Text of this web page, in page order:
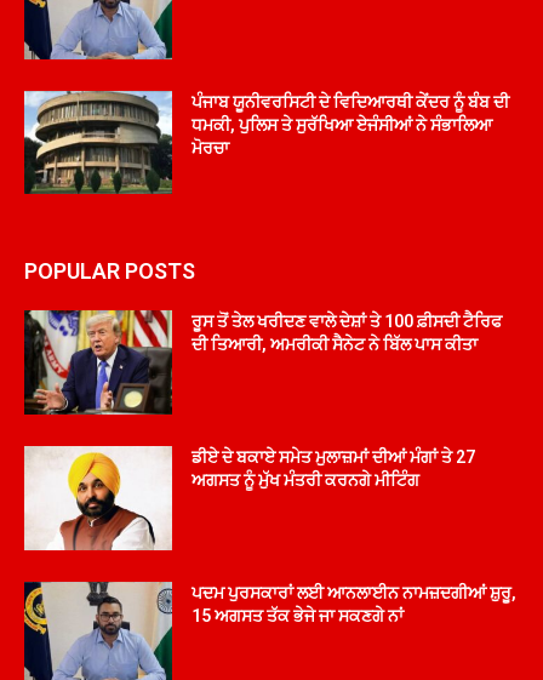
ਪੰਜਾਬ ਯੂਨੀਵਰਸਿਟੀ ਦੇ ਵਿਦਿਆਰਥੀ ਕੇਂਦਰ ਨੂੰ ਬੰਬ ਦੀ
ਧਮਕੀ, ਪੁਲਿਸ ਤੇ ਸੁਰੱਖਿਆ ਏਜੰਸੀਆਂ ਨੇ ਸੰਭਾਲਿਆ
ਮੋਰਚਾ
POPULAR POSTS
ਰੂਸ ਤੋਂ ਤੇਲ ਖਰੀਦਣ ਵਾਲੇ ਦੇਸ਼ਾਂ ਤੇ 100 ਫ਼ੀਸਦੀ ਟੈਰਿਫ
ਦੀ ਤਿਆਰੀ, ਅਮਰੀਕੀ ਸੈਨੇਟ ਨੇ ਬਿੱਲ ਪਾਸ ਕੀਤਾ
ਡੀਏ ਦੇ ਬਕਾਏ ਸਮੇਤ ਮੁਲਾਜ਼ਮਾਂ ਦੀਆਂ ਮੰਗਾਂ ਤੇ 27
ਅਗਸਤ ਨੂੰ ਮੁੱਖ ਮੰਤਰੀ ਕਰਨਗੇ ਮੀਟਿੰਗ
ਪਦਮ ਪੁਰਸਕਾਰਾਂ ਲਈ ਆਨਲਾਈਨ ਨਾਮਜ਼ਦਗੀਆਂ ਸ਼ੁਰੂ,
15 ਅਗਸਤ ਤੱਕ ਭੇਜੇ ਜਾ ਸਕਣਗੇ ਨਾਂ